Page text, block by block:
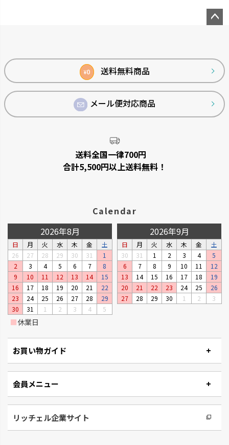
¥0 送料無料商品
メール便対応商品
送料全国一律700円
合計5,500円以上送料無料！
Calendar
2026年8月
日 月 火 水 木 金
土
26
27 28 29 30 31
1
2
3 4 5 6 7
8
9
10 11 12 13 14
15
16
17 18 19 20 21
22
23
24 25 26 27 28
29
30
31 1 2 3 4 5
2026年9月
日 月 火 水 木 金
土
30
31 1 2 3 4
5
6
7 8 9 10 11
12
13
14 15 16 17 18
19
20
21 22 23 24 25
26
27
28 29 30 1 2 3
■休業日
お買い物ガイド
会員メニュー
リッチェル企業サイト
ップ
へ